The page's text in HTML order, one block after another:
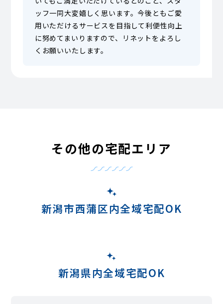
ッフ一同大変嬉しく思います。今後ともご愛
用いただけるサービスを目指して利便性向上
に努めてまいりますので、リネットをよろし
くお願いいたします。
その他の宅配エリア
新潟市西蒲区内全域宅配OK
新潟県内全域宅配OK